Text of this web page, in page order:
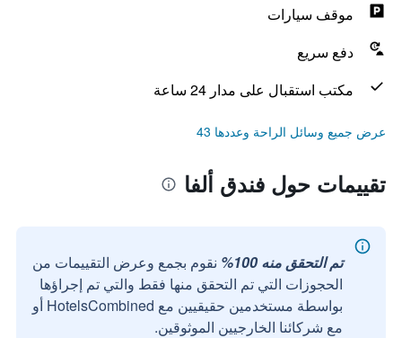
موقف سيارات
دفع سريع
مكتب استقبال على مدار 24 ساعة
عرض جميع وسائل الراحة وعددها 43
تقييمات حول فندق ألفا
تم التحقق منه 100%
نقوم بجمع وعرض التقييمات من
الحجوزات التي تم التحقق منها فقط والتي تم إجراؤها
بواسطة مستخدمين حقيقيين مع HotelsCombined أو
مع شركائنا الخارجيين الموثوقين.